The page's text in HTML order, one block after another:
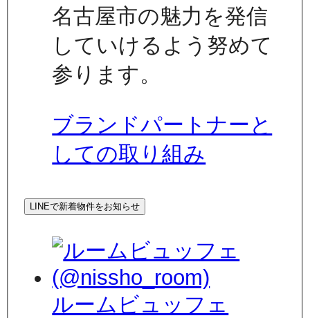
名古屋市の魅力を発信
していけるよう努めて
参ります。
ブランドパートナーと
しての取り組み
LINEで新着物件をお知らせ
ルームビュッフェ